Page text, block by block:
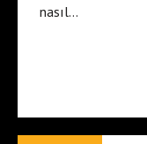
nasıl…